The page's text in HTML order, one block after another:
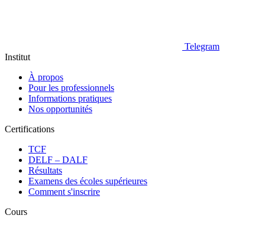
Telegram
Institut
À propos
Pour les professionnels
Informations pratiques
Nos opportunités
Certifications
TCF
DELF – DALF
Résultats
Examens des écoles supérieures
Comment s'inscrire
Cours